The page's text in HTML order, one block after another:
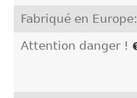
Fabriqué en Europe:
Attention danger !